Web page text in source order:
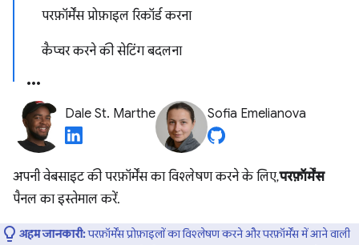
परफ़ॉर्मेंस प्रोफ़ाइल रिकॉर्ड करना
कैप्चर करने की सेटिंग बदलना
Dale St. Marthe Sofia Emelianova
अपनी वेबसाइट की परफ़ॉर्मेंस का विश्लेषण करने के लिए,परफ़ॉर्मेंस
पैनल का इस्तेमाल करें.
अहम जानकारी:परफ़ॉर्मेंस प्रोफ़ाइलों का विश्लेषण करने और परफ़ॉर्मेंस में आने वाली